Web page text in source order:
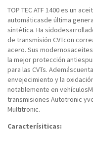
TOP TEC ATF 1400 es un
automáticasde última
sintética. Ha
de transmisión CVTcon
acero. Sus
la mejor protección
para las CVTs.
envejecimiento y la
notablemente en
transmisiones Autotronic
Multitronic.
Caracterísiticas: